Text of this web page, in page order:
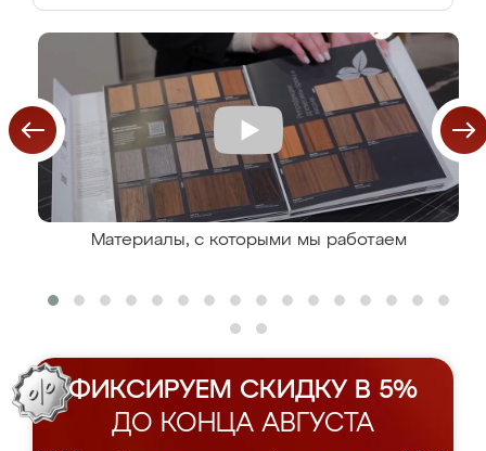
Материалы, с которыми мы работаем
ФИКСИРУЕМ СКИДКУ В 5%
ДО КОНЦА АВГУСТА